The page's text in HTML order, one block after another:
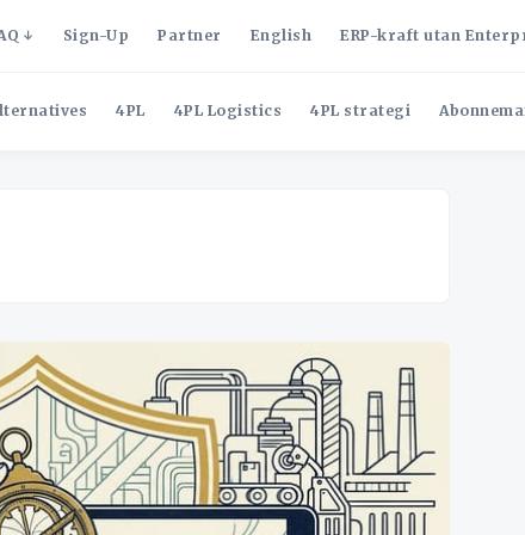
Sign-Up Partner English ERP-kraft utan
4PL 4PL Logistics 4PL strategi